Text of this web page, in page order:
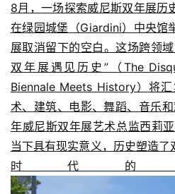
8月，一场探索威尼斯双年展历
在绿园城堡（Giardini）中央馆
展取消留下的空白。这场跨领
双年展遇见历史”（The
Biennale Meets History）将
术、建筑、电影、舞蹈、音乐
年威尼斯双年展艺术总监西莉
当下具有现实意义，历史塑造
时代的